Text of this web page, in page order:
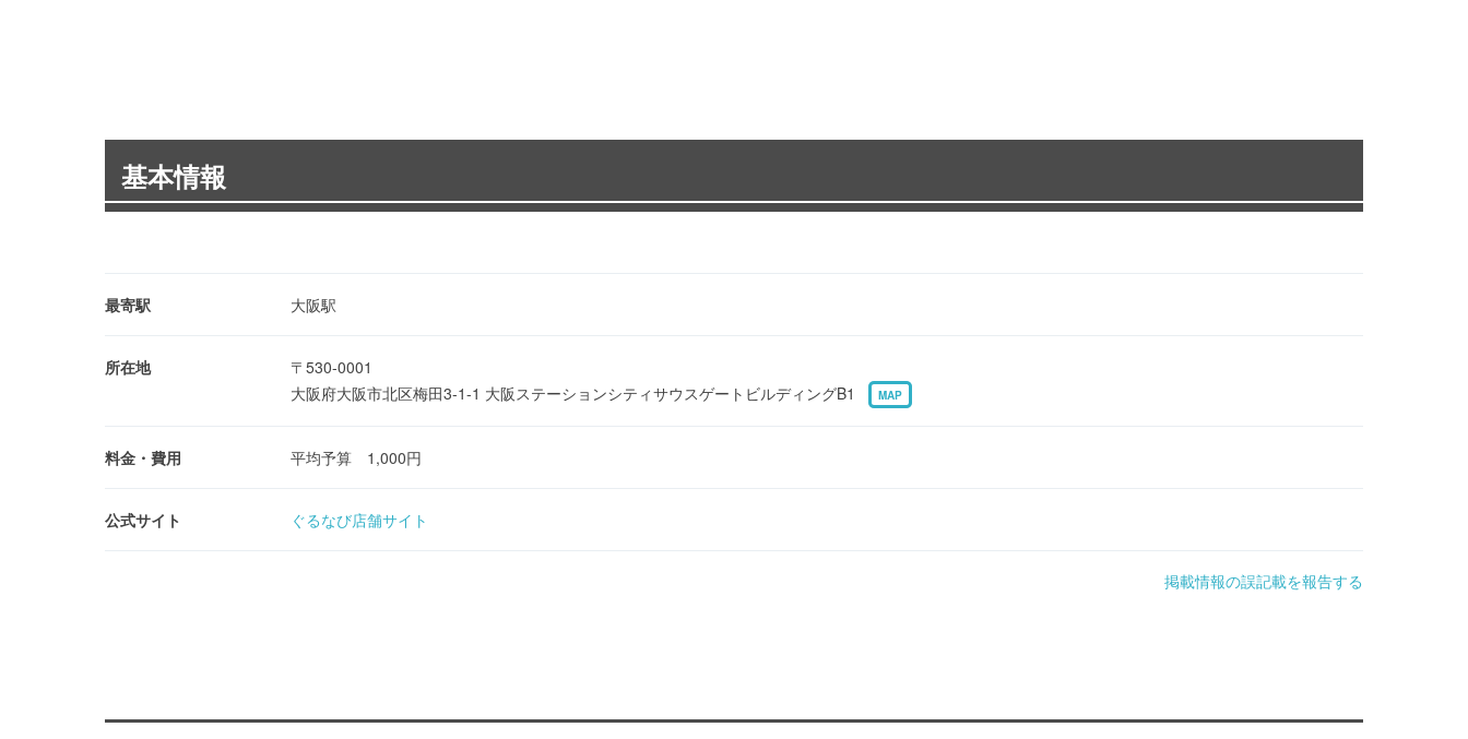
基本情報
最寄駅 大阪駅
所在地
〒530-0001
大阪府大阪市北区梅田3-1-1 大阪ステーションシティサウスゲートビルディングB1
MAP
料金・費用 平均予算 1,000円
公式サイト ぐるなび店舗サイト
掲載情報の誤記載を報告する